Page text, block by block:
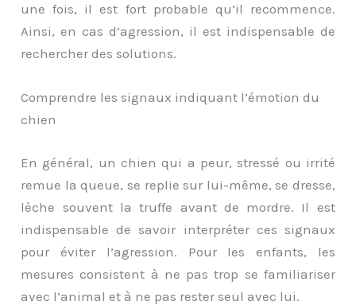
une fois, il est fort probable qu’il recommence.
Ainsi, en cas d’agression, il est indispensable de
rechercher des solutions.
Comprendre les signaux indiquant l’émotion du
chien
En général, un chien qui a peur, stressé ou irrité
remue la queue, se replie sur lui-même, se dresse,
lèche souvent la truffe avant de mordre. Il est
indispensable de savoir interpréter ces signaux
pour éviter l’agression. Pour les enfants, les
mesures consistent à ne pas trop se familiariser
avec l’animal et à ne pas rester seul avec lui.